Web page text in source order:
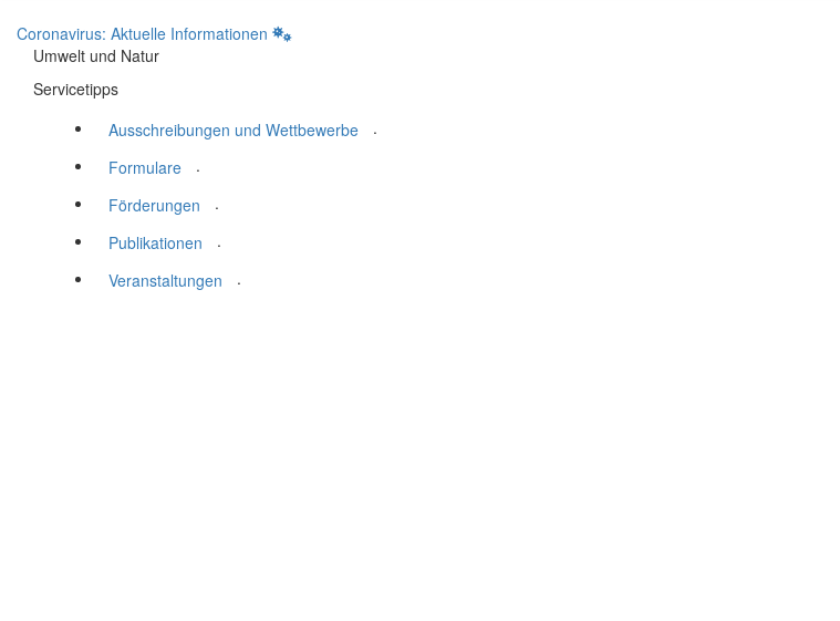
Coronavirus: Aktuelle Informationen
Umwelt und Natur
Servicetipps
Ausschreibungen und Wettbewerbe
.
Formulare
.
Förderungen
.
Publikationen
.
Veranstaltungen
.